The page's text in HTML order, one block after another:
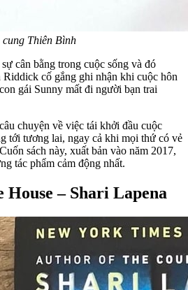
cung Thiên Bình
cân bằng trong cuộc sống và đó
cố gắng ghi nhận khi cuộc hôn
gái Sunny mất đi người bạn trai
chuyện về việc tái khởi đầu cuộc
tới tương lai, ngay cả khi mọi thứ có vẻ
sách này, xuất bản vào năm 2017,
tác phẩm cảm động nhất.
House – Shari Lapena